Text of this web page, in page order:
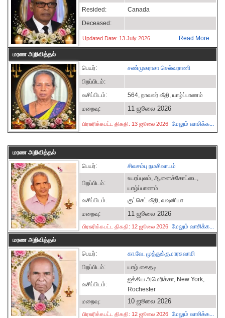
Resided:
Canada
Deceased:
Updated Date: 13 July 2026 Read More...
மரண அறிவித்தல்
பெயர்:
சண்முகராசா செல்வராணி
பிறப்பிடம்:
வசிப்பிடம்:
564, நாவலர் வீதி, யாழ்ப்பாணம்
மறைவு:
11 ஜூலை 2026
பிரசுரிக்கபட்ட திகதி: 13 ஜூலை 2026 மேலும் வாசிக்க...
மரண அறிவித்தல்
பெயர்:
சிவசம்பு நமசிவாயம்
பிறப்பிடம்:
உயரப்புலம், ஆனைக்கோட்டை,
யாழ்ப்பாணம்
வசிப்பிடம்:
குட்செட் வீதி, வவுனியா
மறைவு:
11 ஜூலை 2026
பிரசுரிக்கபட்ட திகதி: 12 ஜூலை 2026 மேலும் வாசிக்க...
மரண அறிவித்தல்
பெயர்:
கா.வே. முத்துக்குமாரசுவாமி
பிறப்பிடம்:
யாழ் கைதடி
வசிப்பிடம்:
ஐக்கிய அமெரிக்கா, New York,
Rochester
மறைவு:
10 ஜூலை 2026
பிரசுரிக்கபட்ட திகதி: 12 ஜூலை 2026 மேலும் வாசிக்க...